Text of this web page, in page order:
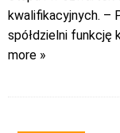
kwalifikacyjnych. –
spółdzielni funkcję
more »